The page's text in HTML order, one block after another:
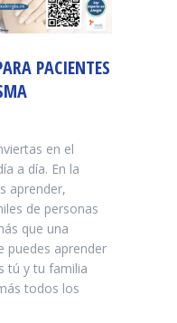
PACIENTES
en el
a día. En la
aprender,
de personas
que una
puedes aprender
tú y tu familia
todos los